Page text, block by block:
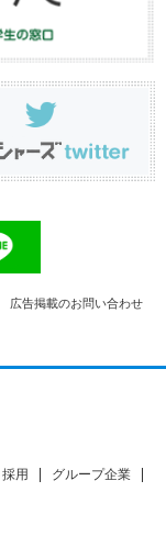
広告掲載のお問い合わせ
採用
グループ企業